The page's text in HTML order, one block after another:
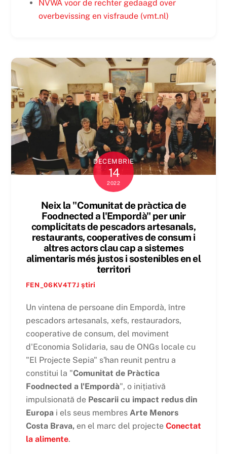
NVWA voor de rechter gedaagd over
overbevissing en visfraude (vmt.nl)
DECEMBRIE
14
2022
Neix la "Comunitat de pràctica de
Foodnected a l'Empordà" per unir
complicitats de pescadors artesanals,
restaurants, cooperatives de consum i
altres actors clau cap a sistemes
alimentaris més justos i sostenibles en el
territori
FEN_06KV4T7J știri
Un vintena de persoane din Empordà, între
pescadors artesanals, xefs, restauradors,
cooperative de consum, del moviment
d'Economia Solidaria, sau de ONGs locale cu
"El Projecte Sepia" s'han reunit pentru a
constitui la "Comunitat de Pràctica
Foodnected a l'Empordà", o inițiativă
impulsionată de Pescarii cu impact redus din
Europai els seus membres Arte Menors
Costa Brava, en el marc del projecte Conectat
la alimente.